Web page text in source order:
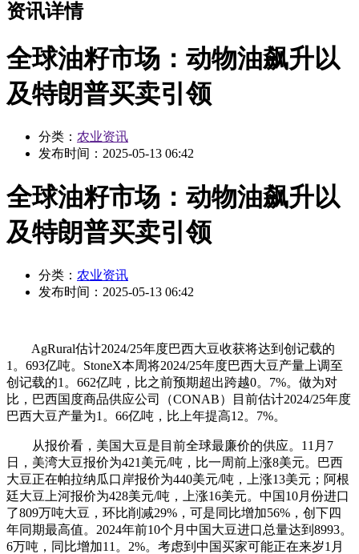
资讯详情
全球油籽市场：动物油飙升以
及特朗普买卖引领
分类： 农业资讯
发布时间： 2025-05-13 06:42
全球油籽市场：动物油飙升以
及特朗普买卖引领
分类： 农业资讯
发布时间： 2025-05-13 06:42
AgRural估计2024/25年度巴西大豆收获将达到创记载的
1。693亿吨。StoneX本周将2024/25年度巴西大豆产量上调至
创记载的1。662亿吨，比之前预期超出跨越0。7%。做为对
比，巴西国度商品供应公司（CONAB）目前估计2024/25年度
巴西大豆产量为1。66亿吨，比上年提高12。7%。
从报价看，美国大豆是目前全球最廉价的供应。11月7
日，美湾大豆报价为421美元/吨，比一周前上涨8美元。巴西
大豆正在帕拉纳瓜口岸报价为440美元/吨，上涨13美元；阿根
廷大豆上河报价为428美元/吨，上涨16美元。中国10月份进口
了809万吨大豆，环比削减29%，可是同比增加56%，创下四
年同期最高值。2024年前10个月中国大豆进口总量达到8993。
6万吨，同比增加11。2%。考虑到中国买家可能正在来岁1月